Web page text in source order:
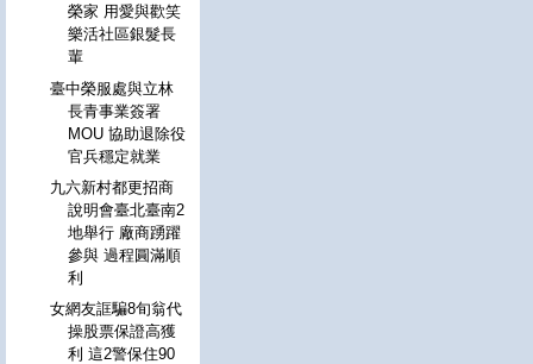
榮家 用愛與歡笑
樂活社區銀髮長
輩
臺中榮服處與立林
長青事業簽署
MOU 協助退除役
官兵穩定就業
九六新村都更招商
說明會臺北臺南2
地舉行 廠商踴躍
參與 過程圓滿順
利
女網友誆騙8旬翁代
操股票保證高獲
利 這2警保住90